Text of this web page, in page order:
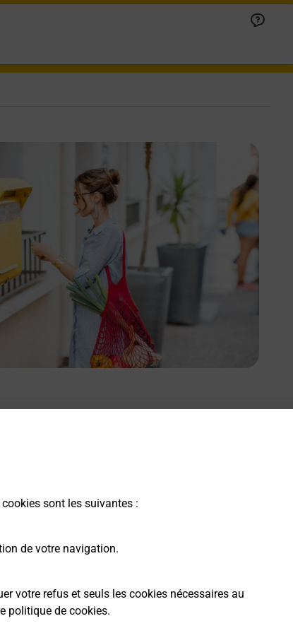
sont les suivantes :
de votre navigation.
votre refus et seuls les cookies nécessaires au
politique de cookies.